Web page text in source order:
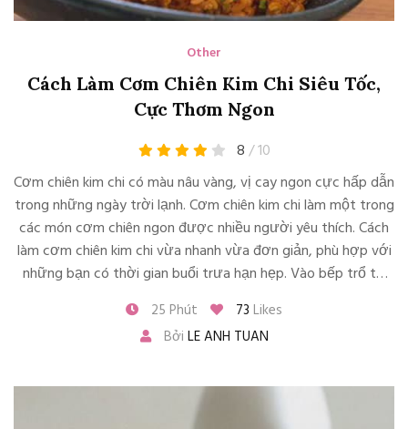
Other
Cách Làm Cơm Chiên Kim Chi Siêu Tốc,
Cực Thơm Ngon
8/ 10
Cơm chiên kim chi có màu nâu vàng, vị cay ngon cực hấp dẫn
trong những ngày trời lạnh. Cơm chiên kim chi làm một trong
các món cơm chiên ngon được nhiều người yêu thích. Cách
làm cơm chiên kim chi vừa nhanh vừa đơn giản, phù hợp với
những bạn có thời gian buổi trưa hạn hẹp. Vào bếp trổ tài
25 Phút 73 Likes
Bởi LE ANH TUAN